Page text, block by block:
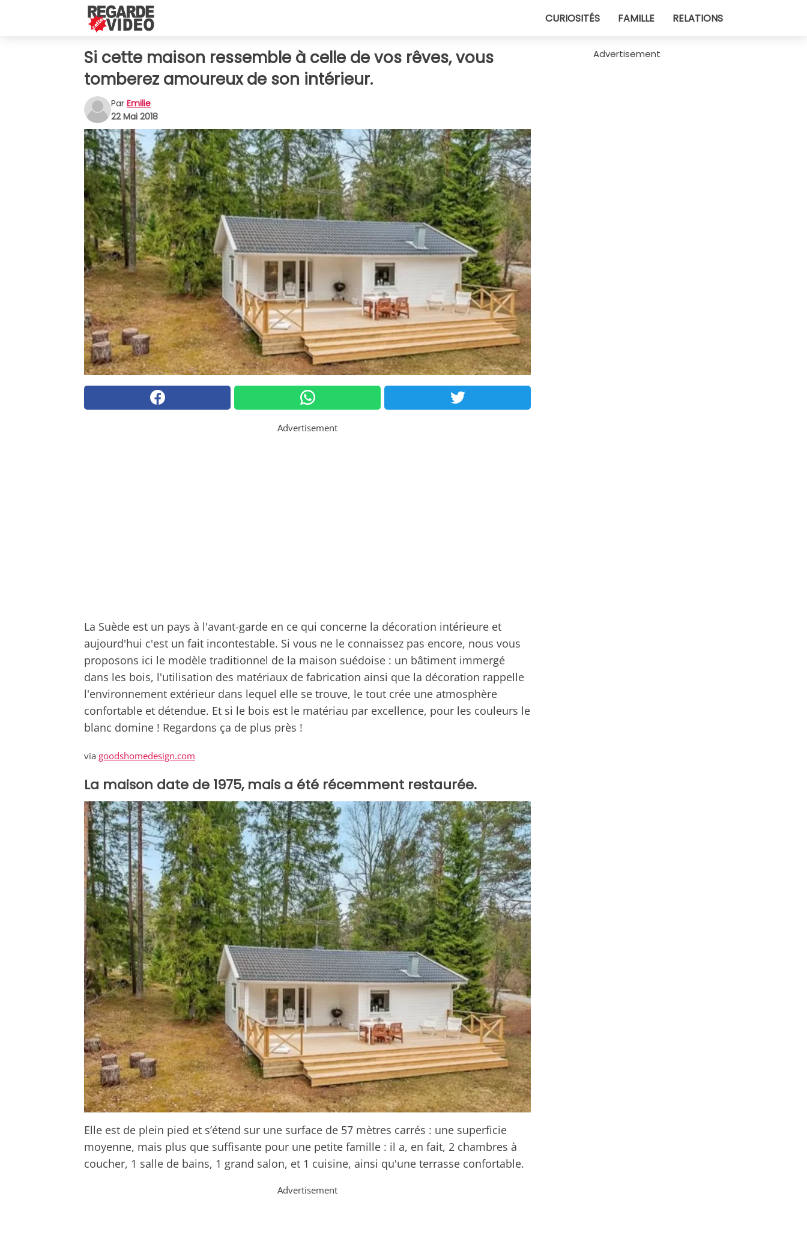
CURIOSITÉS FAMILLE RELATIONS
Si cette maison ressemble à celle de vos rêves, vous
tomberez amoureux de son intérieur.
Par Emilie
22 Mai 2018
Advertisement
La Suède est un pays à l'avant-garde en ce qui concerne la décoration intérieure et
aujourd'hui c'est un fait incontestable. Si vous ne le connaissez pas encore, nous vous
proposons ici le modèle traditionnel de la maison suédoise : un bâtiment immergé
dans les bois, l'utilisation des matériaux de fabrication ainsi que la décoration rappelle
l'environnement extérieur dans lequel elle se trouve, le tout crée une atmosphère
confortable et détendue. Et si le bois est le matériau par excellence, pour les couleurs le
blanc domine ! Regardons ça de plus près !
via goodshomedesign.com
La maison date de 1975, mais a été récemment restaurée.
Elle est de plein pied et s’étend sur une surface de 57 mètres carrés : une superficie
moyenne, mais plus que suffisante pour une petite famille : il a, en fait, 2 chambres à
coucher, 1 salle de bains, 1 grand salon, et 1 cuisine, ainsi qu'une terrasse confortable.
Advertisement
Advertisement